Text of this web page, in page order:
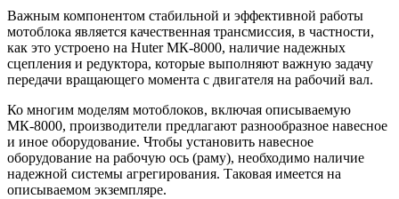
Важным компонентом стабильной и эффективной работы
мотоблока является качественная трансмиссия, в частности,
как это устроено на Huter МК-8000, наличие надежных
сцепления и редуктора, которые выполняют важную задачу
передачи вращающего момента с двигателя на рабочий вал.
Ко многим моделям мотоблоков, включая описываемую
МК-8000, производители предлагают разнообразное навесное
и иное оборудование. Чтобы установить навесное
оборудование на рабочую ось (раму), необходимо наличие
надежной системы агрегирования. Таковая имеется на
описываемом экземпляре.